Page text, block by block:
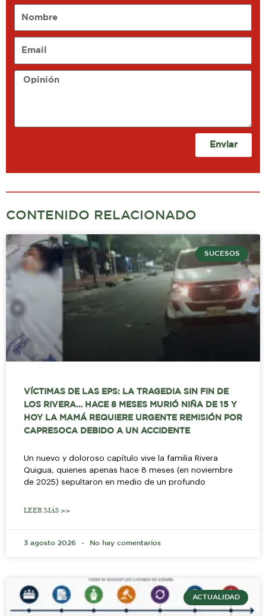
Opinión
Enviar
CONTENIDO RELACIONADO
SUCESOS
VÍCTIMAS DE LAS EPS: LA TRAGEDIA SIN FIN DE
LOS RIVERA… HACE 8 MESES MURIÓ NIÑA DE 15 Y
HOY LA MAMÁ REQUIERE URGENTE REMISIÓN POR
CAPRESOCA DEBIDO A UN ACCIDENTE
Un nuevo y doloroso capítulo vive la familia Rivera
Quigua, quienes apenas hace 8 meses (en noviembre
de 2025) sepultaron en medio de un profundo
LEER MÁS >>
3 agosto 2026 No hay comentarios
ACTUALIDAD